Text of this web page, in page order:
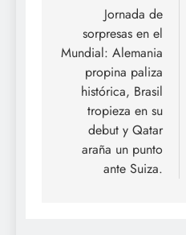
entradas
Jornada de
sorpresas en el
Mundial: Alemania
propina paliza
histórica, Brasil
tropieza en su
debut y Qatar
araña un punto
ante Suiza.